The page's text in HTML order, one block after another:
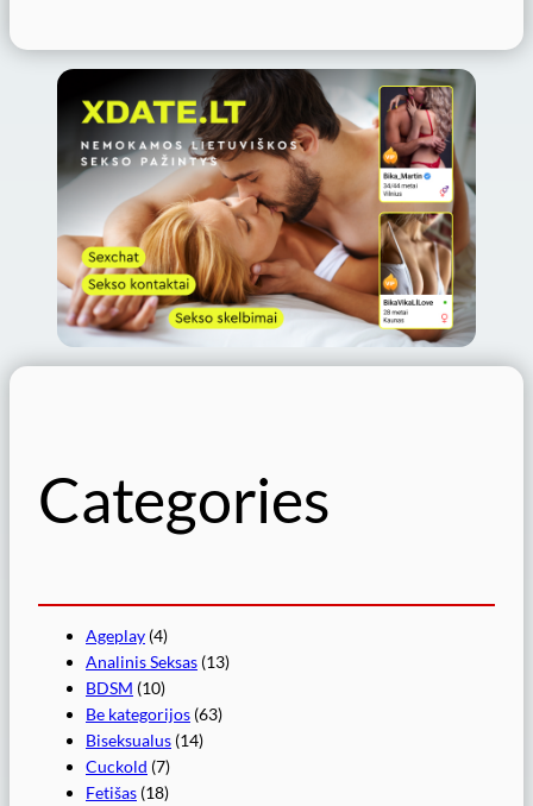
Categories
Ageplay (4)
Analinis Seksas (13)
BDSM (10)
Be kategorijos (63)
Biseksualus (14)
Cuckold (7)
Fetišas (18)